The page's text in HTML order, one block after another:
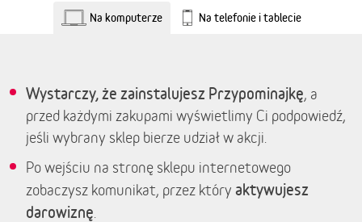
Na komputerze Na telefonie i tablecie
Wystarczy, że zainstalujesz Przypominajkę, a
przed każdymi zakupami wyświetlimy Ci podpowiedź,
jeśli wybrany sklep bierze udział w akcji.
Po wejściu na stronę sklepu internetowego
zobaczysz komunikat, przez który aktywujesz
darowiznę